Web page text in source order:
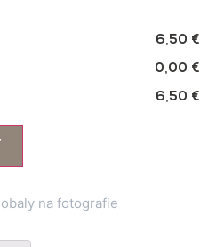
6,50 €
0,00 €
6,50 €
na fotografie